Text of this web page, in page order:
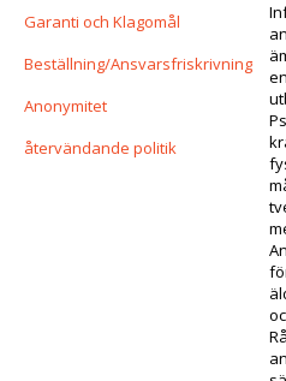
Garanti och Klagomål
Beställning/Ansvarsfriskrivning
Anonymitet
återvändande politik